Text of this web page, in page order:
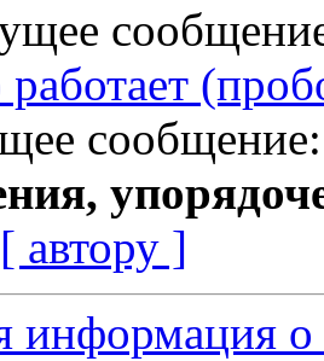
работает
[ автору ]
информация